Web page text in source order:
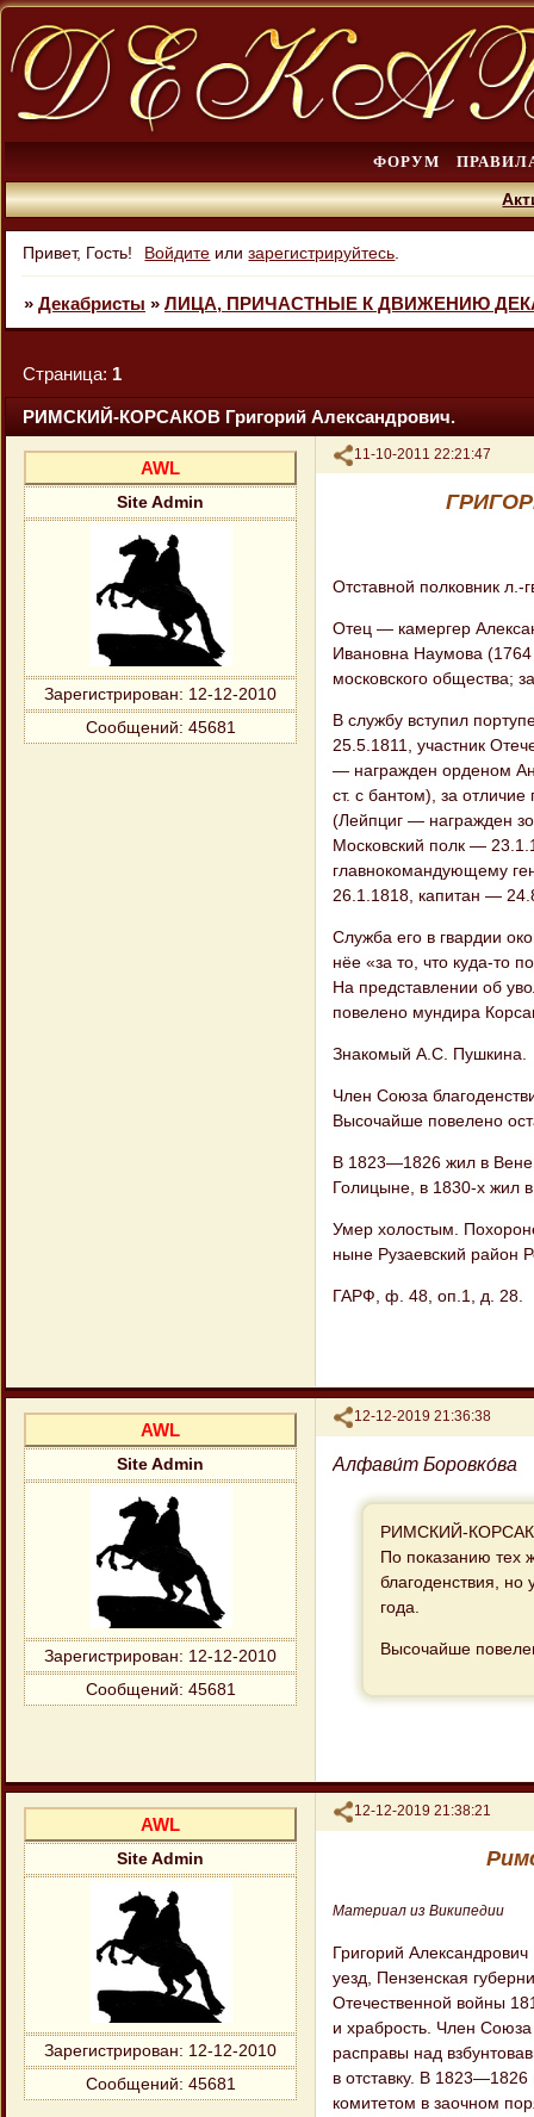
ФОРУМ
Привет, Гость! Войдите илизарегистрируйтесь
» Декабристы » ЛИЦА, ПРИЧАСТНЫЕ К ДВИЖЕНИЮ
РИМСКИЙ-КОРСАКОВ Григорий Александрович.
Страница: 1
Поделиться
11-10-2011 22:21:47
AWL
Site Admin
Зарегистрирован: 12-12-2010
Сообщений: 45681
Отставной полковник л.-
Отец — камергер
Ивановна Наумова
московского общества;
В службу вступил
25.5.1811, участник
— награжден орденом
ст. с бантом), за
(Лейпциг — награжден
Московский полк —
главнокомандующему
26.1.1818, капитан —
Служба его в гвардии
нёе «за то, что куда-то
На представлении об
повелено мундира
Знакомый А.С. Пушкина.
Член Союза
Высочайше повелено
В 1823—1826 жил в
Голицыне, в 1830-х жил
Умер холостым.
ныне Рузаевский район
ГАРФ, ф. 48, оп.1, д. 28.
Поделиться
12-12-2019 21:36:38
AWL
Site Admin
Зарегистрирован: 12-12-2010
Сообщений: 45681
Алфави́т Боровко́ва
РИМСКИЙ-
По показанию тех
благоденствия, но
года.
Высочайше
Поделиться
12-12-2019 21:38:21
AWL
Site Admin
Зарегистрирован: 12-12-2010
Сообщений: 45681
Материал из Википедии
Григорий
уезд, Пензенская
Отечественной войны
и храбрость. Член
расправы над
в отставку. В
комитетом в заочном